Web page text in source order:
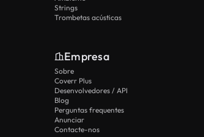
Strings
Trombetas acústicas
Empresa
Sobre
Coverr Plus
Desenvolvedores / API
Blog
Perguntas frequentes
Anunciar
Contacte-nos